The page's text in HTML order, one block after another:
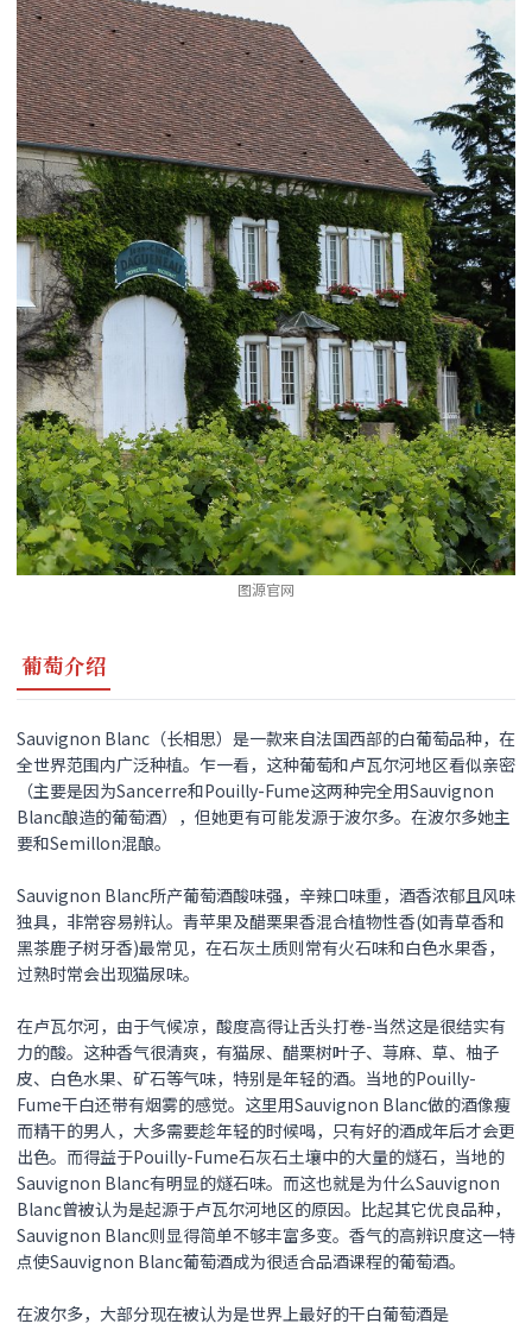
图源官网
葡萄介绍
Sauvignon Blanc（长相思）是一款来自法国西部的白葡萄品种，在
全世界范围内广泛种植。乍一看，这种葡萄和卢瓦尔河地区看似亲密
（主要是因为Sancerre和Pouilly-Fume这两种完全用Sauvignon
Blanc酿造的葡萄酒），但她更有可能发源于波尔多。在波尔多她主
要和Semillon混酿。
Sauvignon Blanc所产葡萄酒酸味强，辛辣口味重，酒香浓郁且风味
独具，非常容易辨认。青苹果及醋栗果香混合植物性香(如青草香和
黑茶鹿子树牙香)最常见，在石灰土质则常有火石味和白色水果香，
过熟时常会出现猫尿味。
在卢瓦尔河，由于气候凉，酸度高得让舌头打卷-当然这是很结实有
力的酸。这种香气很清爽，有猫尿、醋栗树叶子、荨麻、草、柚子
皮、白色水果、矿石等气味，特别是年轻的酒。当地的Pouilly-
Fume干白还带有烟雾的感觉。这里用Sauvignon Blanc做的酒像瘦
而精干的男人，大多需要趁年轻的时候喝，只有好的酒成年后才会更
出色。而得益于Pouilly-Fume石灰石土壤中的大量的燧石，当地的
Sauvignon Blanc有明显的燧石味。而这也就是为什么Sauvignon
Blanc曾被认为是起源于卢瓦尔河地区的原因。比起其它优良品种，
Sauvignon Blanc则显得简单不够丰富多变。香气的高辨识度这一特
点使Sauvignon Blanc葡萄酒成为很适合品酒课程的葡萄酒。
在波尔多，大部分现在被认为是世界上最好的干白葡萄酒是